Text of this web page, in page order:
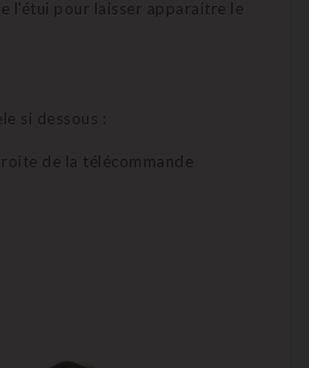
l'étui pour laisser apparaitre le
si dessous :
de la télécommande